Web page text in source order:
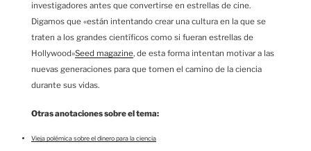
investigadores antes que convertirse en estrellas de cine.
Digamos que «están intentando crear una cultura en la que se
traten a los grandes científicos como si fueran estrellas de
Hollywood»Seed magazine, de esta forma intentan motivar a las
nuevas generaciones para que tomen el camino de la ciencia
durante sus vidas.
Otras anotaciones sobre el tema:
Vieja polémica sobre el dinero para la ciencia